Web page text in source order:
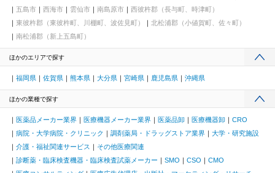
五島市
西海市 雲仙市 南島原市
西彼杵郡（長与町、時津町）
東彼杵郡（東彼杵町、川棚町、波佐見町）
北松浦郡（小値賀町、佐々町）
南松浦郡（新上五島町）
ほかのエリアで探す
福岡県 佐賀県 熊本県 大分県 宮崎県 鹿児島県 沖縄県
ほかの業種で探す
医薬品メーカー業界 医療機器メーカー業界 医薬品卸 医療機器卸
CRO
病院・大学病院・クリニック
調剤薬局・ドラッグストア業界
大学・研究施設
介護・福祉関連サービス
その他医療関連
診断薬・臨床検査機器・臨床検査試薬メーカー
SMO CSO
CMO